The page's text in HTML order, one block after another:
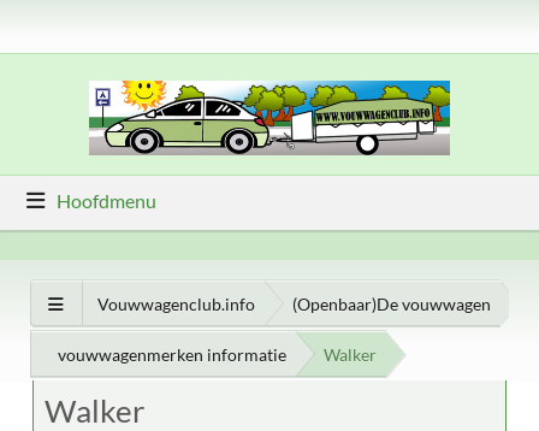
Hoofdmenu
Vouwwagenclub.info (Openbaar)De vouwwagen
vouwwagenmerken informatie Walker
Walker